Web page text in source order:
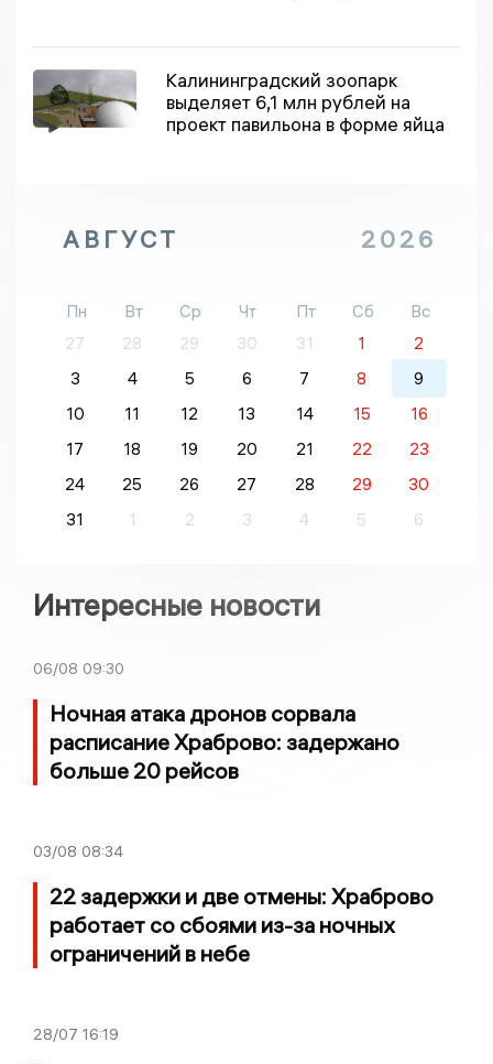
Калининградский зоопарк
выделяет 6,1 млн рублей на
проект павильона в форме яйца
АВГУСТ 2026
Пн Вт Ср Чт Пт Сб
Вс
27
28 29 30 31 1
2
3
4 5 6 7 8
9
10
11 12 13 14 15
16
17
18 19 20 21 22
23
24
25 26 27 28 29
30
31
1 2 3 4 5 6
Интересные новости
06/08 09:30
Ночная атака дронов сорвала
расписание Храброво: задержано
больше 20 рейсов
03/08 08:34
22 задержки и две отмены: Храброво
работает со сбоями из-за ночных
ограничений в небе
28/07 16:19